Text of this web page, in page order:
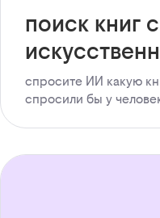
поиск книг
спросите ИИ какую
спросили бы у